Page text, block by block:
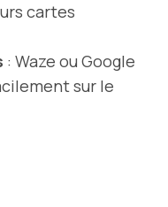
cartes
: Waze ou Google
sur le